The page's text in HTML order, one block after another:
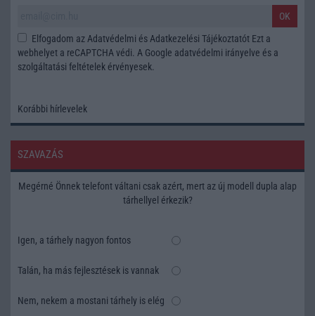
OK
Elfogadom az Adatvédelmi és Adatkezelési Tájékoztatót Ezt a
webhelyet a reCAPTCHA védi. A Google adatvédelmi irányelve és a
szolgáltatási feltételek érvényesek.
Korábbi hírlevelek
SZAVAZÁS
Megérné Önnek telefont váltani csak azért, mert az új modell dupla alap
tárhellyel érkezik?
Igen, a tárhely nagyon fontos
Talán, ha más fejlesztések is vannak
Nem, nekem a mostani tárhely is elég